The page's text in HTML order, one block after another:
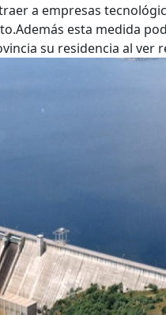
a empresas
esta medida
su residencia al ver